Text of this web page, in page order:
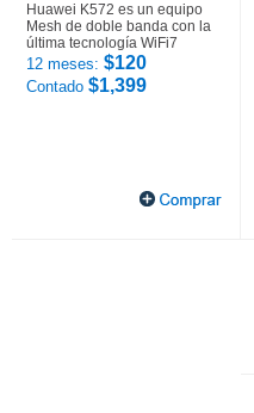
Huawei K572 es un equipo
Mesh de doble banda con la
última tecnología WiFi7
12 meses: $120
Contado $1,399